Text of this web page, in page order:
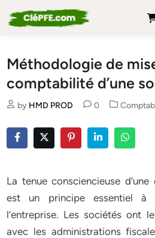
to
Méthodologie de
comptabilité d’une
by HMD PROD 0
Posted
La tenue consciencieuse
est un principe essentiel à
l’entreprise. Les sociétés ont
avec les administrations